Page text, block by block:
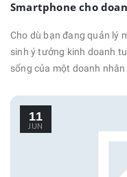
Smartphone cho
Cho dù bạn đang quản lý
sinh ý tưởng kinh doanh
sống của một doanh
cuộc họp với nhà đầu tư,
11
JUN